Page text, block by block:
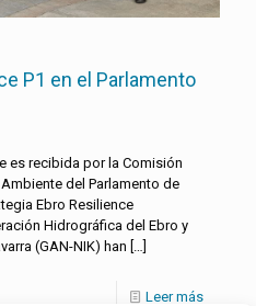
P1 en el Parlamento
es recibida por la Comisión
del Parlamento de
Ebro Resilience
Hidrográfica del Ebro y
(GAN-NIK) han […]
Leer más